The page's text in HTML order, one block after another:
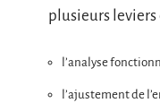
plusieurs leviers
l’analyse
l’ajustement de